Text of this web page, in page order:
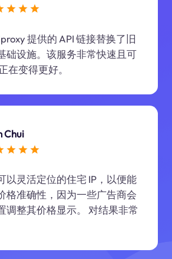
提供的 API 链接替换了旧
础设施。该服务非常快速且可
在变得更好。
Chui
以灵活定位的住宅 IP，以便能
格准确性，因为一些广告商会
调整其价格显示。 对结果非常